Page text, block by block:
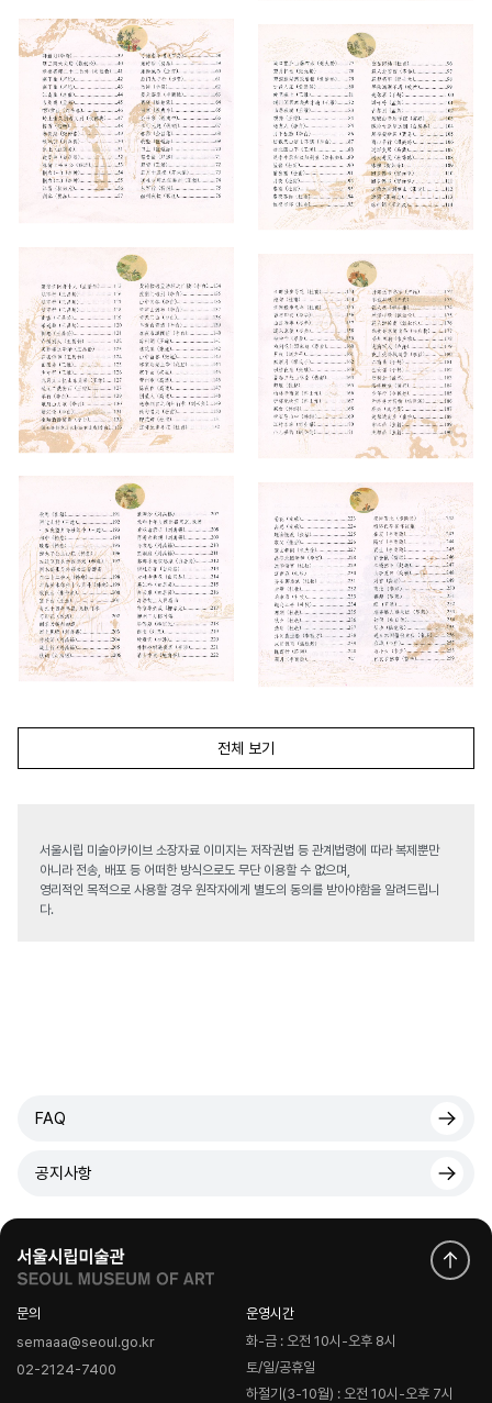
전체 보기
서울시립 미술아카이브 소장자료 이미지는 저작권법 등 관계법령에 따라 복제뿐만
아니라 전송, 배포 등 어떠한 방식으로도 무단 이용할 수 없으며,
영리적인 목적으로 사용할 경우 원작자에게 별도의 동의를 받아야함을 알려드립니
다.
FAQ
공지사항
문의
semaaa@seoul.go.kr
02-2124-7400
운영시간
화-금 : 오전 10시-오후 8시
토/일/공휴일
하절기(3-10월) : 오전 10시-오후 7시